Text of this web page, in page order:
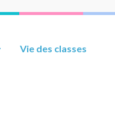
Vie des classes